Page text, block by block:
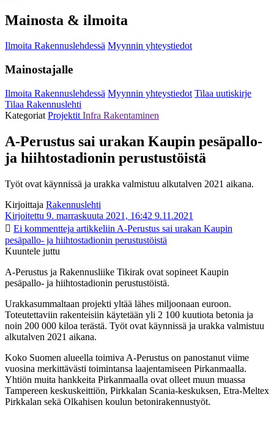
Mainosta & ilmoita
Ilmoita Rakennuslehdessä Myynnin yhteystiedot
Mainostajalle
Ilmoita Rakennuslehdessä Myynnin yhteystiedot Tilaa uutiskirje
Tilaa Rakennuslehti
Kategoriat Projektit Infra Rakentaminen
A-Perustus sai urakan Kaupin pesäpallo-
ja hiihtostadionin perustustöistä
Työt ovat käynnissä ja urakka valmistuu alkutalven 2021 aikana.
Kirjoittaja Rakennuslehti
Kirjoitettu 9. marraskuuta 2021, 16:42 9.11.2021
Ei kommentteja artikkeliin A-Perustus sai urakan Kaupin
pesäpallo- ja hiihtostadionin perustustöistä
Kuuntele juttu
A-Perustus ja Rakennusliike Tikirak ovat sopineet Kaupin
pesäpallo- ja hiihtostadionin perustustöistä.
Urakkasummaltaan projekti yltää lähes miljoonaan euroon.
Toteutettaviin rakenteisiin käytetään yli 2 100 kuutiota betonia ja
noin 200 000 kiloa terästä. Työt ovat käynnissä ja urakka valmistuu
alkutalven 2021 aikana.
Koko Suomen alueella toimiva A-Perustus on panostanut viime
vuosina merkittävästi toimintansa laajentamiseen Pirkanmaalla.
Yhtiön muita hankkeita Pirkanmaalla ovat olleet muun muassa
Tampereen keskuskeittiön, Pirkkalan Scania-keskuksen, Etra-Meltex
Pirkkalan sekä Olkahisen koulun betonirakennustyöt.